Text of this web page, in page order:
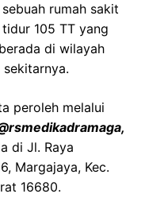
rumah sakit
105 TT yang
di wilayah
sekitarnya.
peroleh melalui
di Jl. Raya
Margajaya, Kec.
16680.